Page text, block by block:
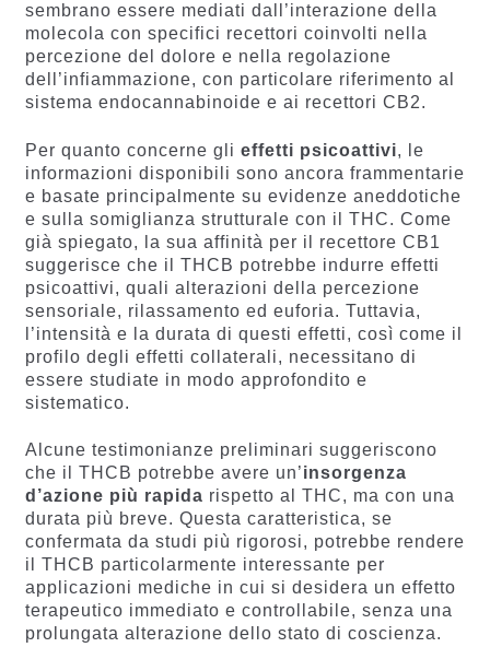
sembrano essere mediati dall’interazione della
molecola con specifici recettori coinvolti nella
percezione del dolore e nella regolazione
dell’infiammazione, con particolare riferimento al
sistema endocannabinoide e ai recettori CB2.
Per quanto concerne gli effetti psicoattivi, le
informazioni disponibili sono ancora frammentarie
e basate principalmente su evidenze aneddotiche
e sulla somiglianza strutturale con il THC. Come
già spiegato, la sua affinità per il recettore CB1
suggerisce che il THCB potrebbe indurre effetti
psicoattivi, quali alterazioni della percezione
sensoriale, rilassamento ed euforia. Tuttavia,
l’intensità e la durata di questi effetti, così come il
profilo degli effetti collaterali, necessitano di
essere studiate in modo approfondito e
sistematico.
Alcune testimonianze preliminari suggeriscono
che il THCB potrebbe avere un’insorgenza
d’azione più rapida rispetto al THC, ma con una
durata più breve. Questa caratteristica, se
confermata da studi più rigorosi, potrebbe rendere
il THCB particolarmente interessante per
applicazioni mediche in cui si desidera un effetto
terapeutico immediato e controllabile, senza una
prolungata alterazione dello stato di coscienza.